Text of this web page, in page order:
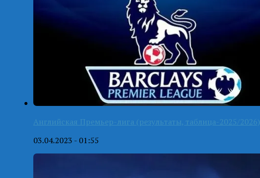
Английская Премьер-лига (результаты, таблица-2025/2026)
03.04.2023 - 01:55